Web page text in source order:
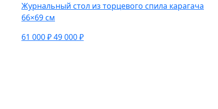
Журнальный стол из торцевого спила карагача
66×69 см
61 000 ₽49 000 ₽